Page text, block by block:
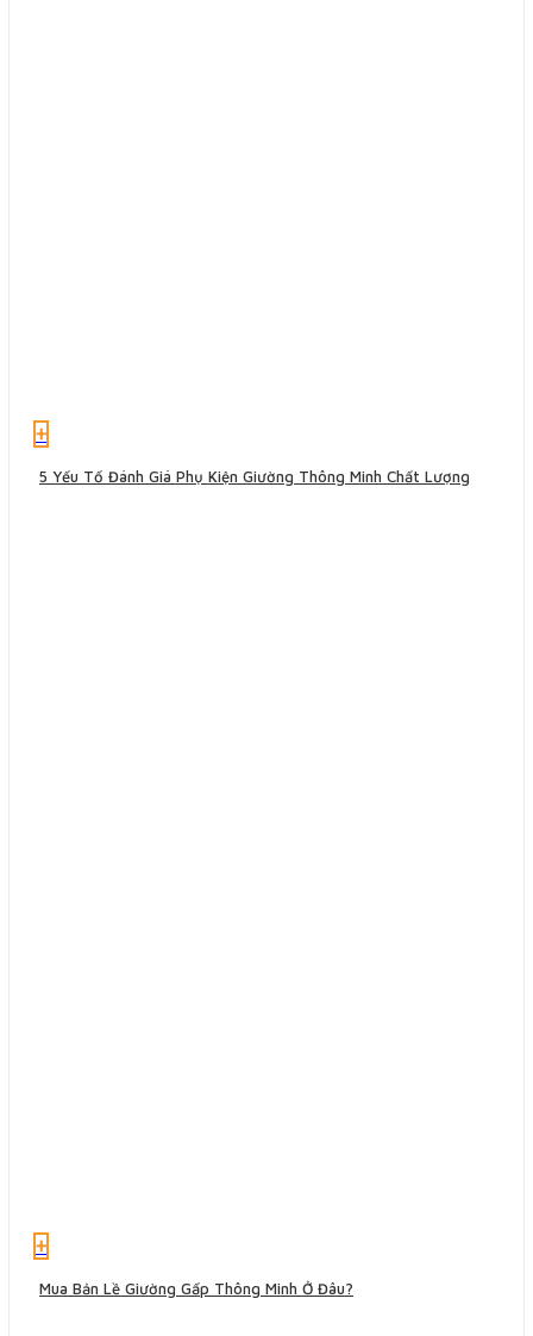
+
5 Yếu Tố Đánh Giá Phụ Kiện Giường Thông Minh Chất Lượng
+
Mua Bản Lề Giường Gấp Thông Minh Ở Đâu?